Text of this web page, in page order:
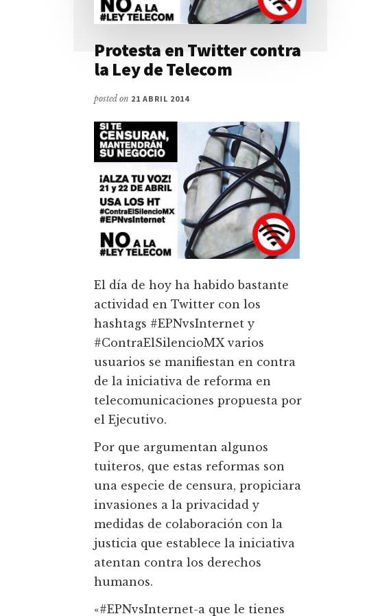
Protesta en Twitter contra
la Ley de Telecom
posted on 21 ABRIL 2014
El día de hoy ha habido bastante
actividad en Twitter con los
hashtags #EPNvsInternet y
#ContraElSilencioMX varios
usuarios se manifiestan en contra
de la iniciativa de reforma en
telecomunicaciones propuesta por
el Ejecutivo.
Por que argumentan algunos
tuiteros, que estas reformas son
una especie de censura, propiciara
invasiones a la privacidad y
medidas de colaboración con la
justicia que establece la iniciativa
atentan contra los derechos
humanos.
«#EPNvsInternet-a que le tienes